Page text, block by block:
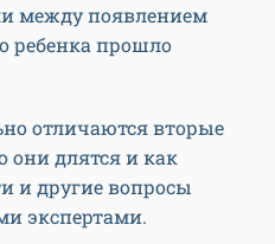
между появлением
ребенка прошло
отличаются вторые
они длятся и как
и другие вопросы
экспертами.